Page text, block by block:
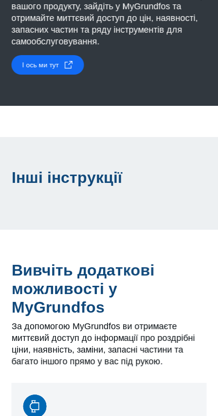
вашого продукту, зайдіть у MyGrundfos та
отримайте миттєвий доступ до цін, наявності,
запасних частин та ряду інструментів для
самообслуговування.
І ось ми тут
Інші інструкції
Вивчіть додаткові
можливості у
MyGrundfos
За допомогою MyGrundfos ви отримаєте
миттєвий доступ до інформації про роздрібні
ціни, наявність, заміни, запасні частини та
багато іншого прямо у вас під рукою.